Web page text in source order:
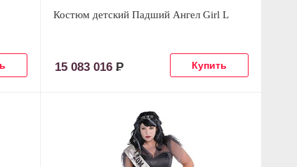
Костюм детский Падший Ангел Girl L
15 083 016Р